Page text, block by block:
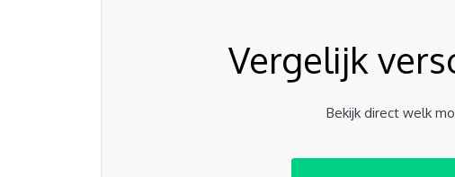
Vergelijk
Bekijk direct welk